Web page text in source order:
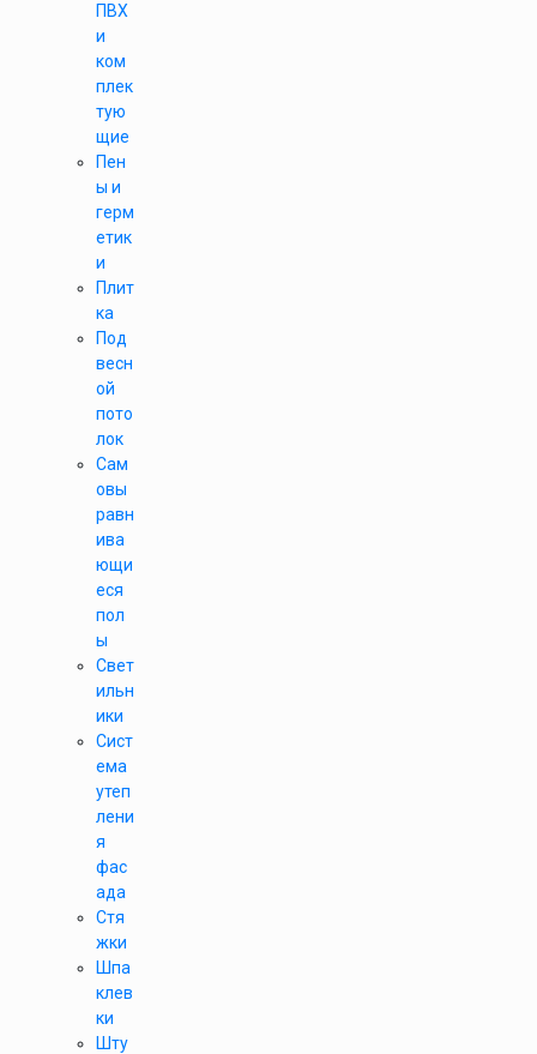
ПВХ
и
ком
плек
тую
щие
Пен
ы и
герм
етик
и
Плит
ка
Под
весн
ой
пото
лок
Сам
овы
равн
ива
ющи
еся
пол
ы
Свет
ильн
ики
Сист
ема
утеп
лени
я
фас
ада
Стя
жки
Шпа
клев
ки
Шту